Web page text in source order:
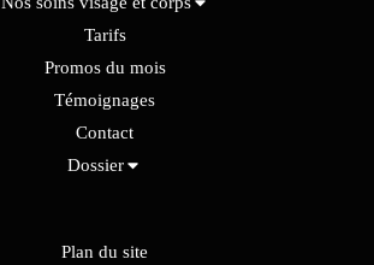
Tarifs
Promos du mois
Témoignages
Contact
Dossier
Plan du site